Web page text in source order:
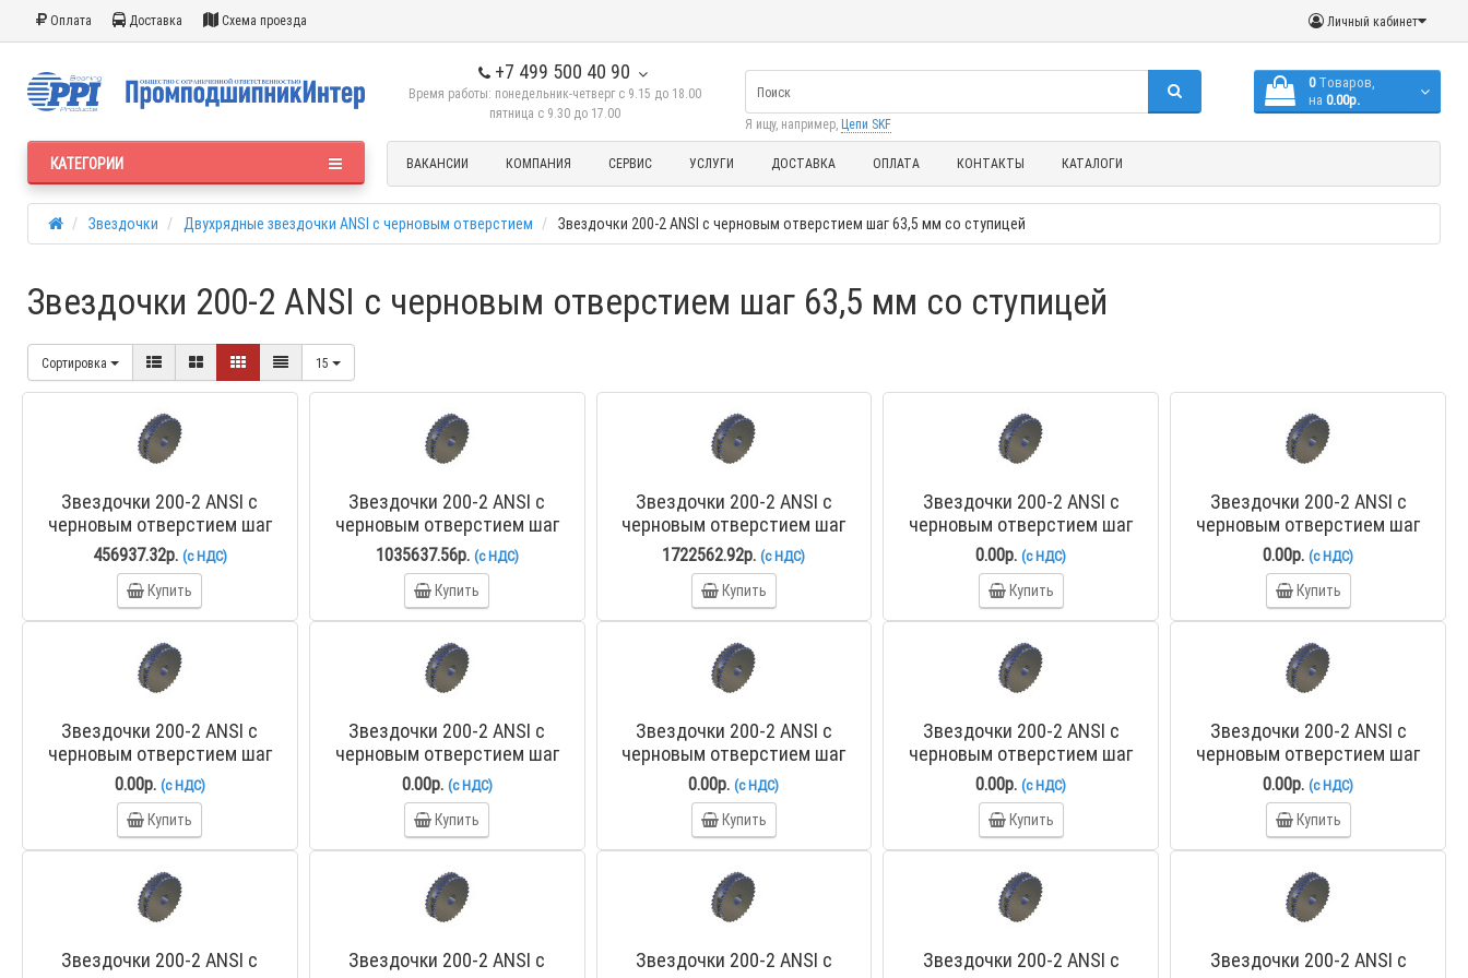
Оплата Доставка Схема проезда Личный кабинет
+7 499 500 40 90
Время работы: понедельник-четверг с 9.15 до 18.00
пятница с 9.30 до 17.00
0 Tоваров,
на 0.00р.
Я ищу, например, Цепи SKF
КАТЕГОРИИ ВАКАНСИИ КОМПАНИЯ СЕРВИС УСЛУГИ ДОСТАВКА ОПЛАТА КОНТАКТЫ КАТАЛОГИ
Звездочки Двухрядные звездочки ANSI с черновым отверстием Звездочки 200-2 ANSI с черновым отверстием шаг 63,5 мм со ступицей
Звездочки 200-2 ANSI с черновым отверстием шаг 63,5 мм со ступицей
Сортировка 15
Звездочки 200-2 ANSI с
черновым отверстием шаг
63,5 мм со ступицей PHS 200-
2B26
456937.32р. (с НДС)
Купить
Звездочки 200-2 ANSI с
черновым отверстием шаг
63,5 мм со ступицей PHS 200-
2C45
1035637.56р. (с НДС)
Купить
Звездочки 200-2 ANSI с
черновым отверстием шаг
63,5 мм со ступицей PHS 200-
2C60
1722562.92р.(с НДС)
Купить
Звездочки 200-2 ANSI с
черновым отверстием шаг
63,5 мм со ступицей PHS 200-
2BH11
0.00р.(с НДС)
Купить
Звездочки 200-2 ANSI с
черновым отверстием шаг
63,5 мм со ступицей PHS 200-
2BH12
0.00р.(с НДС)
Купить
Звездочки 200-2 ANSI с
черновым отверстием шаг
63,5 мм со ступицей PHS 200-
2BH13
0.00р. (с НДС)
Купить
Звездочки 200-2 ANSI с
черновым отверстием шаг
63,5 мм со ступицей PHS 200-
2BH14
0.00р. (с НДС)
Купить
Звездочки 200-2 ANSI с
черновым отверстием шаг
63,5 мм со ступицей PHS 200-
2BH15
0.00р.(с НДС)
Купить
Звездочки 200-2 ANSI с
черновым отверстием шаг
63,5 мм со ступицей PHS 200-
2BH16
0.00р.(с НДС)
Купить
Звездочки 200-2 ANSI с
черновым отверстием шаг
63,5 мм со ступицей PHS 200-
2BH17
0.00р.(с НДС)
Купить
Звездочки 200-2 ANSI с
Звездочки 200-2 ANSI с
Звездочки 200-2 ANSI с
Звездочки 200-2 ANSI с
Звездочки 200-2 ANSI с